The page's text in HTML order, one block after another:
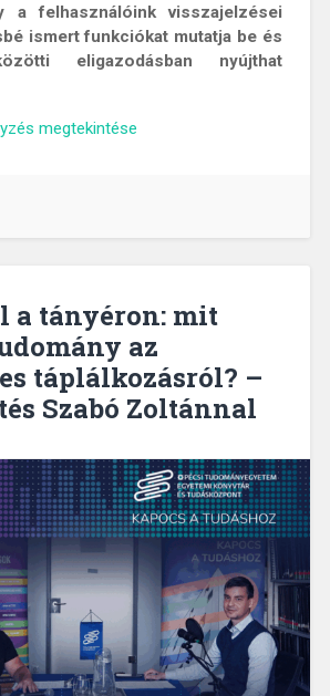
a felhasználóink visszajelzései
ismert funkciókat mutatja be és
eligazodásban nyújthat
megtekintése
a tányéron: mit
az
táplálkozásról? –
Szabó Zoltánnal